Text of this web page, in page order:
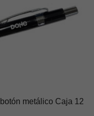
metálico Caja 12